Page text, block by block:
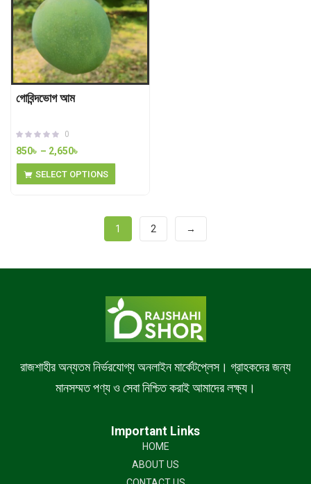
গোবিন্দভোগ আম
0
850৳ – 2,650৳
SELECT OPTIONS
1 2 →
রাজশাহীর অন্যতম নির্ভরযোগ্য অনলাইন মার্কেটপ্লেস। গ্রাহকদের জন্য
মানসম্মত পণ্য ও সেবা নিশ্চিত করাই আমাদের লক্ষ্য।
Important Links
HOME
ABOUT US